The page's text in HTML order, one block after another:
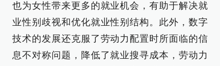
也为女性带来更多的就业机会，有助于解决就
业性别歧视和优化就业性别结构。此外，数字
技术的发展还克服了劳动力配置时所面临的信
息不对称问题，降低了就业搜寻成本，劳动力